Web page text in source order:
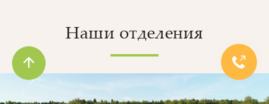
Наши отделения